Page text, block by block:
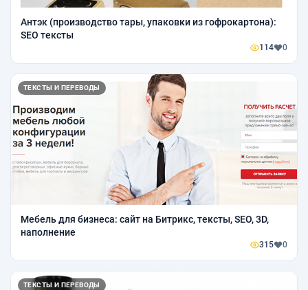
Антэк (производство тары, упаковки из гофрокартона):
SEO тексты
114 0
ТЕКСТЫ И ПЕРЕВОДЫ
Мебель для бизнеса: cайт на Битрикс, тексты, SEO, 3D,
наполнение
315 0
ТЕКСТЫ И ПЕРЕВОДЫ